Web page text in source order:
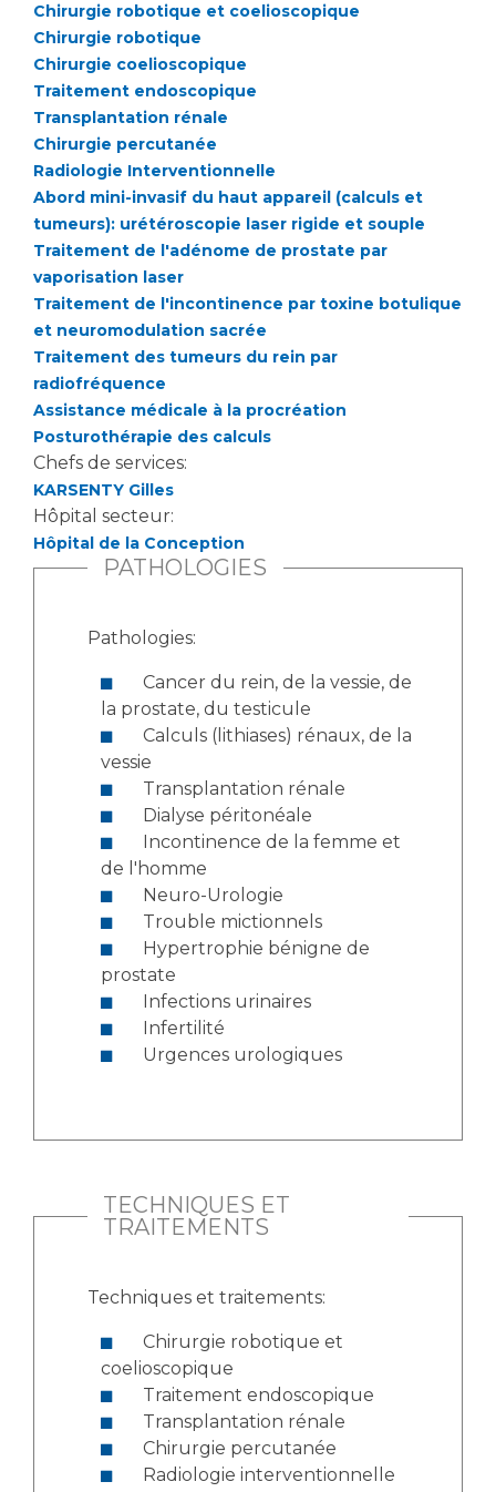
Chirurgie robotique et coelioscopique
Chirurgie robotique
Chirurgie coelioscopique
Traitement endoscopique
Transplantation rénale
Chirurgie percutanée
Radiologie Interventionnelle
Abord mini-invasif du haut appareil (calculs et
tumeurs): urétéroscopie laser rigide et souple
Traitement de l'adénome de prostate par
vaporisation laser
Traitement de l'incontinence par toxine botulique
et neuromodulation sacrée
Traitement des tumeurs du rein par
radiofréquence
Assistance médicale à la procréation
Posturothérapie des calculs
Chefs de services:
KARSENTY Gilles
Hôpital secteur:
Hôpital de la Conception
PATHOLOGIES
Pathologies:
la prostate, du testicule
vessie
Transplantation rénale
Dialyse péritonéale
de l'homme
Neuro-Urologie
Trouble mictionnels
prostate
Infections urinaires
Infertilité
Urgences urologiques
TECHNIQUES ET
TRAITEMENTS
Techniques et traitements:
coelioscopique
Traitement endoscopique
Transplantation rénale
Chirurgie percutanée
Radiologie interventionnelle